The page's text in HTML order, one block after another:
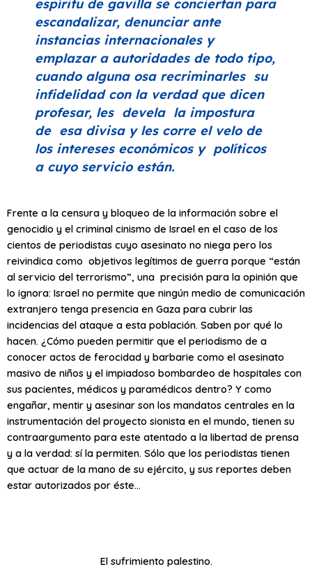
espíritu de gavilla se conciertan para
escandalizar, denunciar ante
instancias internacionales y
emplazar a autoridades de todo tipo,
cuando alguna osa recriminarles su
infidelidad con la verdad que dicen
profesar, les devela la impostura
de esa divisa y les corre el velo de
los intereses económicos y políticos
a cuyo servicio están.
Frente a la censura y bloqueo de la información sobre el
genocidio y el criminal cinismo de Israel en el caso de los
cientos de periodistas cuyo asesinato no niega pero los
reivindica como objetivos legítimos de guerra porque “están
al servicio del terrorismo”, una precisión para la opinión que
lo ignora: Israel no permite que ningún medio de comunicación
extranjero tenga presencia en Gaza para cubrir las
incidencias del ataque a esta población. Saben por qué lo
hacen. ¿Cómo pueden permitir que el periodismo de a
conocer actos de ferocidad y barbarie como el asesinato
masivo de niños y el impiadoso bombardeo de hospitales con
sus pacientes, médicos y paramédicos dentro? Y como
engañar, mentir y asesinar son los mandatos centrales en la
instrumentación del proyecto sionista en el mundo, tienen su
contraargumento para este atentado a la libertad de prensa
y a la verdad: sí la permiten. Sólo que los periodistas tienen
que actuar de la mano de su ejército, y sus reportes deben
estar autorizados por éste…
El sufrimiento palestino.